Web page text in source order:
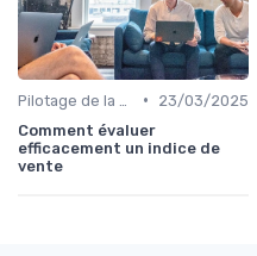
•
23/03/2025
Comment évaluer
efficacement un indice de
vente